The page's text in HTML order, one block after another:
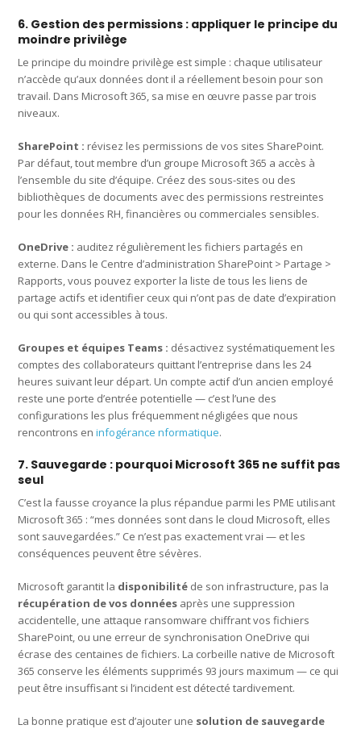
6. Gestion des permissions : appliquer le principe du
moindre privilège
Le principe du moindre privilège est simple : chaque utilisateur
n’accède qu’aux données dont il a réellement besoin pour son
travail. Dans Microsoft 365, sa mise en œuvre passe par trois
niveaux.
SharePoint : révisez les permissions de vos sites SharePoint.
Par défaut, tout membre d’un groupe Microsoft 365 a accès à
l’ensemble du site d’équipe. Créez des sous-sites ou des
bibliothèques de documents avec des permissions restreintes
pour les données RH, financières ou commerciales sensibles.
OneDrive : auditez régulièrement les fichiers partagés en
externe. Dans le Centre d’administration SharePoint > Partage >
Rapports, vous pouvez exporter la liste de tous les liens de
partage actifs et identifier ceux qui n’ont pas de date d’expiration
ou qui sont accessibles à tous.
Groupes et équipes Teams : désactivez systématiquement les
comptes des collaborateurs quittant l’entreprise dans les 24
heures suivant leur départ. Un compte actif d’un ancien employé
reste une porte d’entrée potentielle — c’est l’une des
configurations les plus fréquemment négligées que nous
rencontrons eninfogérance nformatique.
7. Sauvegarde : pourquoi Microsoft 365 ne suffit pas
seul
C’est la fausse croyance la plus répandue parmi les PME utilisant
Microsoft 365 : “mes données sont dans le cloud Microsoft, elles
sont sauvegardées.” Ce n’est pas exactement vrai — et les
conséquences peuvent être sévères.
Microsoft garantit la disponibilité de son infrastructure, pas la
récupération de vos données après une suppression
accidentelle, une attaque ransomware chiffrant vos fichiers
SharePoint, ou une erreur de synchronisation OneDrive qui
écrase des centaines de fichiers. La corbeille native de Microsoft
365 conserve les éléments supprimés 93 jours maximum — ce qui
peut être insuffisant si l’incident est détecté tardivement.
La bonne pratique est d’ajouter une solution de sauvegarde